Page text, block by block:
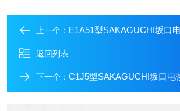
上一个： E1A51型SAKAGUCHI坂口电热棒
返回列表
下一个： C1J5型SAKAGUCHI坂口电热棒